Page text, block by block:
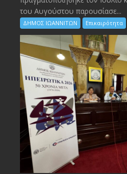
του Αυγούστου παρουσίασε...
ΔΗΜΟΣ ΙΩΑΝΝΙΤΩΝ Επικαιρότητα